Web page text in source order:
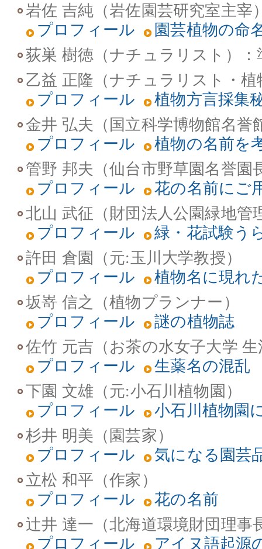
岩佐 吉純（岩佐園芸研究室主宰
プロフィール
園芸植物の命
荻巣 樹徳（ナチュラリスト）
乙益 正隆（ナチュラリスト・植
プロフィール
植物方言採集
金井 弘夫（国立科学博物館名誉
プロフィール
植物の名前を
管野 邦夫（仙台市野草園名誉園
プロフィール
花の名前にご
北山 武征（財団法人公園緑地管
プロフィール
緑・花試験う
許田 倉園（元:玉川大学教授）
プロフィール
植物名に現れ
坂嵜 信之（植物プランナー）
プロフィール
謎の植物誌
佐竹 元吉（お茶の水女子大学
プロフィール
生薬名の混乱
下園 文雄（元:小石川植物園）
プロフィール
小石川植物園
杉井 明美（園芸家）
プロフィール
気になる園芸
立松 和平（作家）
プロフィール
花の名前
辻井 達一（北海道環境財団理事
プロフィール
アイヌ語起源